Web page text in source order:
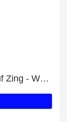
Genießen Sie bis zu 50% Rabatt auf Zing - White & Blue